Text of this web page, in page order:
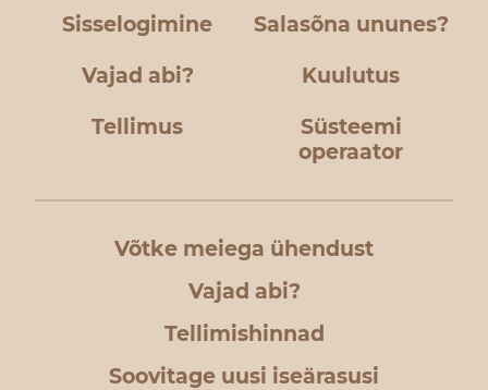
Sisselogimine Salasõna ununes?
Vajad abi? Kuulutus
Tellimus
Süsteemi
operaator
Võtke meiega ühendust
Vajad abi?
Tellimishinnad
Soovitage uusi iseärasusi